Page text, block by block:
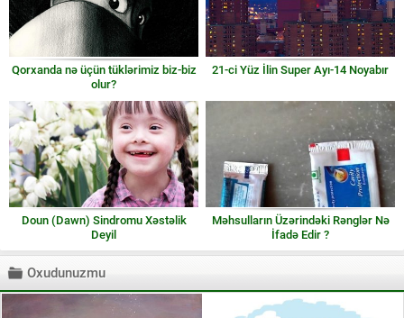
Qorxanda nə üçün tüklərimiz biz-biz
olur?
21-ci Yüz İlin Super Ayı-14 Noyabır
Doun (Dawn) Sindromu Xəstəlik
Deyil
Məhsulların Üzərindəki Rənglər Nə
İfadə Edir ?
Oxudunuzmu